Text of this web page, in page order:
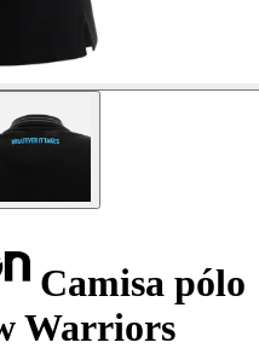
Camisa pólo
Warriors